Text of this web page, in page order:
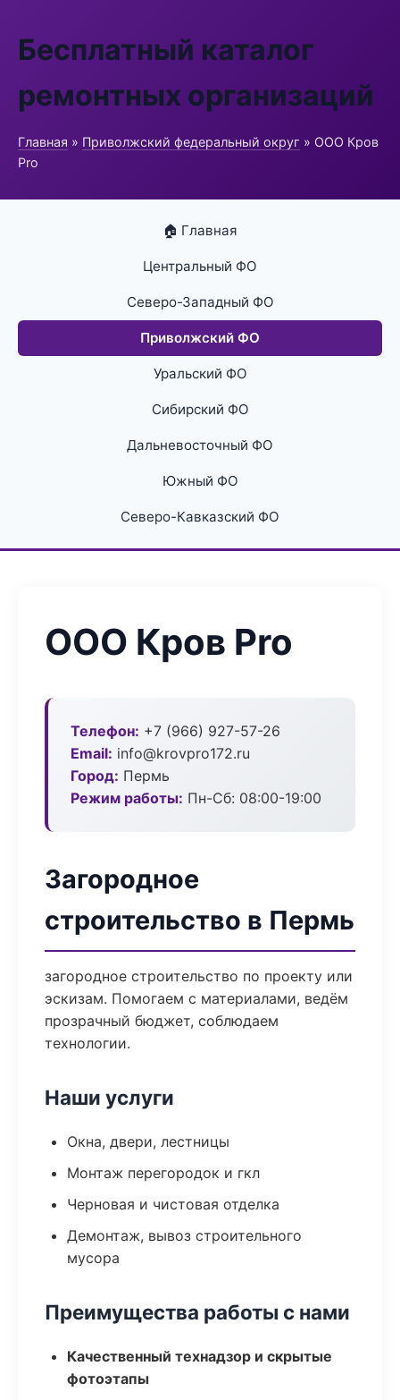
Бесплатный каталог
ремонтных организаций
Главная » Приволжский федеральный округ » ООО Кров
Pro
🏠 Главная
Центральный ФО
Северо-Западный ФО
Приволжский ФО
Уральский ФО
Сибирский ФО
Дальневосточный ФО
Южный ФО
Северо-Кавказский ФО
ООО Кров Pro
Телефон: +7 (966) 927-57-26
Email: info@krovpro172.ru
Город: Пермь
Режим работы: Пн-Сб: 08:00-19:00
Загородное
строительство в Пермь
загородное строительство по проекту или
эскизам. Помогаем с материалами, ведём
прозрачный бюджет, соблюдаем
технологии.
Наши услуги
Окна, двери, лестницы
Монтаж перегородок и гкл
Черновая и чистовая отделка
Демонтаж, вывоз строительного
мусора
Преимущества работы с нами
Качественный технадзор и скрытые
фотоэтапы